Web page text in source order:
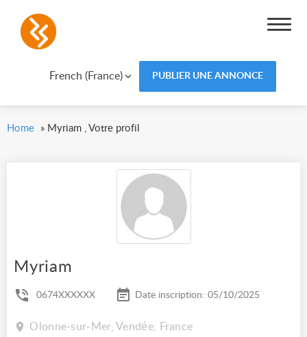
French (France) PUBLIER UNE ANNONCE
Home » Myriam , Votre profil
Myriam
0674XXXXXX Date inscription: 05/10/2025
Olonne-sur-Mer, Vendée, France